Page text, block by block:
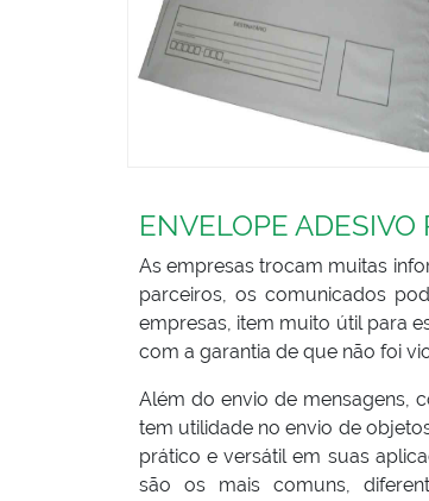
ENVELOPE ADESIVO
As empresas trocam muitas
parceiros, os comunicados
empresas, item muito útil para
com a garantia de que não foi
Além do envio de mensagens,
tem utilidade no envio de
prático e versátil em suas
são os mais comuns,